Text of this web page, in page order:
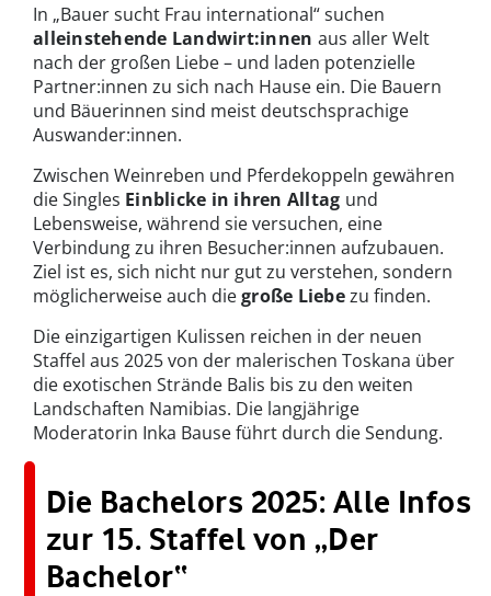
In „Bauer sucht Frau international“ suchen
alleinstehende Landwirt:innen aus aller Welt
nach der großen Liebe – und laden potenzielle
Partner:innen zu sich nach Hause ein. Die Bauern
und Bäuerinnen sind meist deutschsprachige
Auswander:innen.
Zwischen Weinreben und Pferdekoppeln gewähren
die Singles Einblicke in ihren Alltag und
Lebensweise, während sie versuchen, eine
Verbindung zu ihren Besucher:innen aufzubauen.
Ziel ist es, sich nicht nur gut zu verstehen, sondern
möglicherweise auch diegroße Liebezu finden.
Die einzigartigen Kulissen reichen in der neuen
Staffel aus 2025 von der malerischen Toskana über
die exotischen Strände Balis bis zu den weiten
Landschaften Namibias. Die langjährige
Moderatorin Inka Bause führt durch die Sendung.
Die Bachelors 2025: Alle Infos
zur 15. Staffel von „Der
Bachelor“